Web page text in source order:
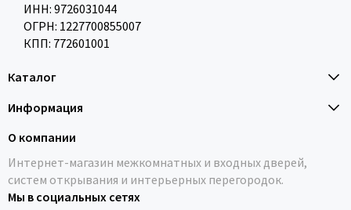
ИНН: 9726031044
ОГРН: 1227700855007
КПП: 772601001
Каталог
Информация
О компании
Интернет-магазин межкомнатных и входных дверей,
систем открывания и интерьерных перегородок.
Мы в социальных сетях